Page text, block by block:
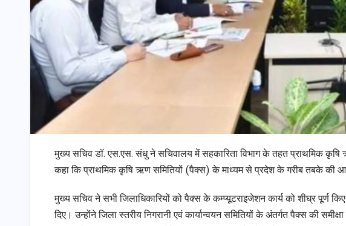
मुख्य सचिव डॉ. एस.एस. संधु ने सचिवालय में सहकारिता विभाग के तहत प्राथमिक
कहा कि प्राथमिक कृषि ऋण समितियों (पैक्स) के माध्यम से प्रदेश के गरीब तबके की
मुख्य सचिव ने सभी जिलाधिकारियों को पैक्स के कम्प्यूटराइजेशन कार्य को शीघ्र पूर्ण
दिए। उन्होंने जिला स्तरीय निगरानी एवं कार्यान्वयन समितियों के अंतर्गत पैक्स की